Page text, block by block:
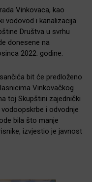
Vinkovaca, kao
vodovod i kanalizacija
Društva u svrhu
donesene na
2022. godine.
bit će predloženo
Vinkovačkog
toj Skupštini zajednički
i odvodnje
bila što manje
izvjestio je javnost